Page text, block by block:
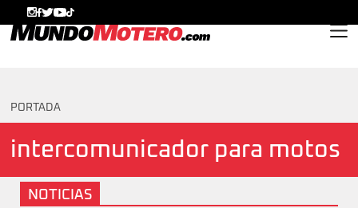
PORTADA
intercomunicador para motos
NOTICIAS